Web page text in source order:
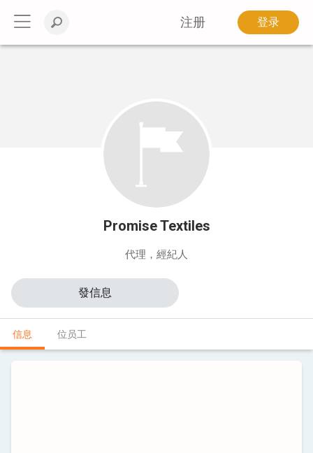
注册 登录
Promise Textiles
代理，經紀人
信息 位员工
發信息